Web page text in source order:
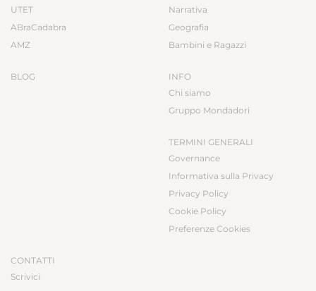
UTET
ABraCadabra
AMZ
BLOG
Narrativa
Geografia
Bambini e Ragazzi
INFO
Chi siamo
Gruppo Mondadori
TERMINI GENERALI
Governance
Informativa sulla Privacy
Privacy Policy
Cookie Policy
Preferenze Cookies
CONTATTI
Scrivici